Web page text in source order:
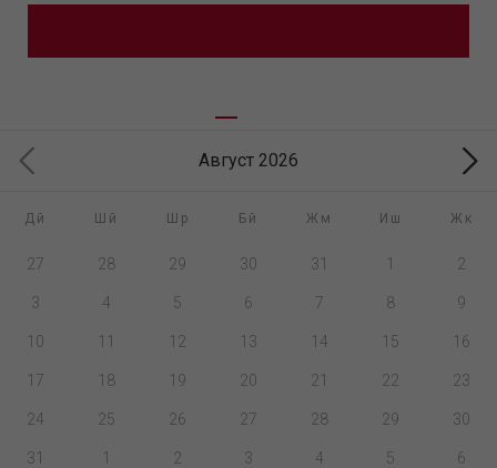
Август 2026
Дй Шй Шр Бй Жм Иш Жк
27 28 29 30 31 1 2
3 4 5 6 7 8 9
10 11 12 13 14 15 16
17 18 19 20 21 22 23
24 25 26 27 28 29 30
31 1 2 3 4 5 6